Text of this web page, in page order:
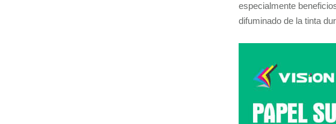
especialmente
difuminado de la tinta